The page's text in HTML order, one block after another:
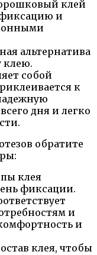
клей
фиксацию и
альтернатива
клею.
собой
к
дня и легко
обратите
клея
фиксации.
и
и
клея, чтобы